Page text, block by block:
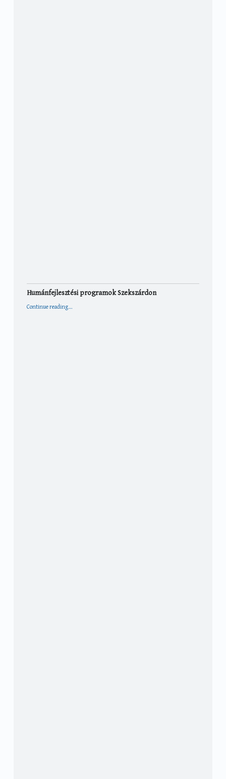
Humánfejlesztési programok Szekszárdon
Continue reading…